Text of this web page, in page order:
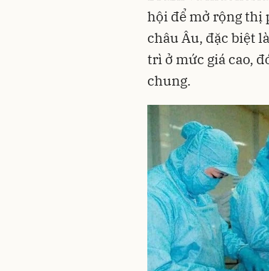
hội để mở rộng thị
châu Âu, đặc biệt
trì ở mức giá cao,
chung.